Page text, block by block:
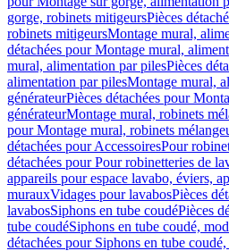
gorge, robinets mitigeursPièces
robinets mitigeursMontage mural,
détachées pour Montage mural,
mural, alimentation par pilesPièces
alimentation par pilesMontage mural,
générateurPièces détachées pour
générateurMontage mural, robinets
pour Montage mural, robinets
détachées pour AccessoiresPour
détachées pour Pour robinetteries de
appareils pour espace lavabo, éviers,
murauxVidages pour lavabosPièces
lavabosSiphons en tube coudéPièces
tube coudéSiphons en tube coudé,
détachées pour Siphons en tube